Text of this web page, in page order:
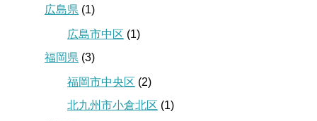
広島県 (1)
広島市中区 (1)
福岡県 (3)
福岡市中央区 (2)
北九州市小倉北区 (1)